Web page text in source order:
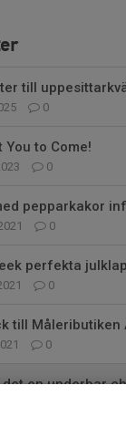
till
0
You to Come!
0
pepparkakor
0
perfekta
0
till Måleributiken
0
det en underbar